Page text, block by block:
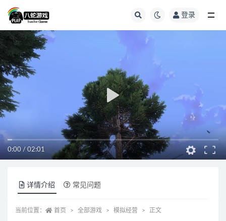
登录
0:00 / 02:01
详情介绍 常见问题
当前位置： 首页 全部游戏 模拟经营 正文